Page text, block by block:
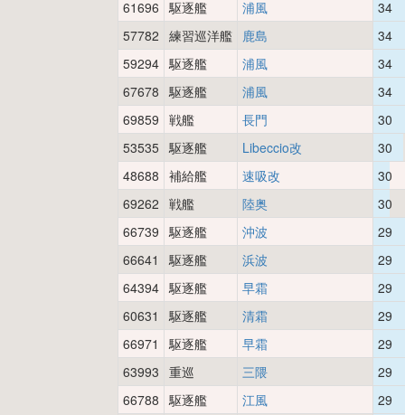
61696 駆逐艦 浦風
34
57782 練習巡洋艦 鹿島
34
59294 駆逐艦 浦風
34
67678 駆逐艦 浦風
34
69859 戦艦 長門
30
53535 駆逐艦 Libeccio改
30
48688 補給艦 速吸改
30
69262 戦艦 陸奥
30
66739 駆逐艦 沖波
29
66641
駆逐艦 浜波
29
64394 駆逐艦 早霜
29
60631
駆逐艦 清霜
29
66971
駆逐艦 早霜
29
63993 重巡 三隈
29
66788 駆逐艦 江風
29